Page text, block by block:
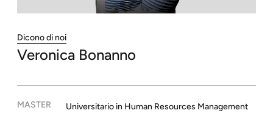
Dicono di noi
Veronica Bonanno
MASTER
Universitario in Human Resources Management